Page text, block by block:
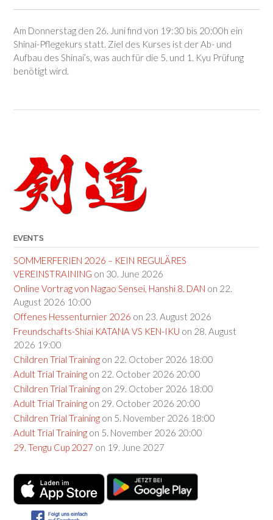
Am Donnerstag den 26. Juni find von 19:30 bis 20:00h ein
Shinai-Pflegekurs statt. Ziel des Kurses ist der Ab- und
Aufbau des Shinai’s, was auch für die 5. und 1. Kyu Prüfung
benötigt wird.
EVENTS
SOMMERFERIEN 2026 – KEIN REGULÄRES
VEREINSTRAINING on 30. June 2026
Online Vortrag von Nagao Sensei, Hanshi 8. DAN on 22.
August 2026 10:00
Offenes Hessenturnier 2026 on 23. August 2026
Freundschafts-Shiai KATANA VS KEN-IKU on 28. August
2026 19:00
Children Trial Training on 22. October 2026 18:00
Adult Trial Training on 22. October 2026 20:00
Children Trial Training on 29. October 2026 18:00
Adult Trial Training on 29. October 2026 20:00
Children Trial Training on 5. November 2026 18:00
Adult Trial Training on 5. November 2026 20:00
29. Tengu Cup 2027 on 19. June 2027